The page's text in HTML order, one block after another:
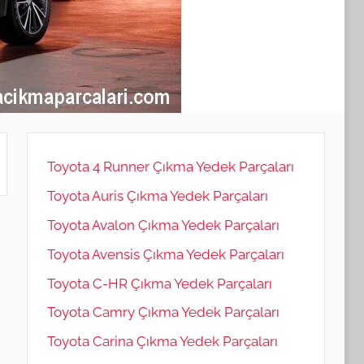
Toyota 4 Runner Çıkma Yedek Parçaları
Toyota Auris Çıkma Yedek Parçaları
Toyota Avalon Çıkma Yedek Parçaları
Toyota Avensis Çıkma Yedek Parçaları
Toyota C-HR Çıkma Yedek Parçaları
Toyota Camry Çıkma Yedek Parçaları
Toyota Carina Çıkma Yedek Parçaları